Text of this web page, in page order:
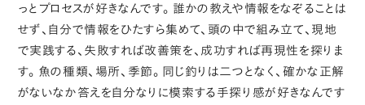
っとプロセスが好きなんです。誰かの教えや情報をなぞることは
せず、自分で情報をひたすら集めて、頭の中で組み立て、現地
で実践する、失敗すれば改善策を、成功すれば再現性を探りま
す。魚の種類、場所、季節。同じ釣りは二つとなく、確かな正解
がないなか答えを自分なりに模索する手探り感が好きなんです